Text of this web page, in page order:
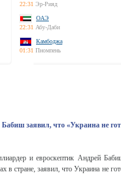
22:31 Эр-Рияд
ОАЭ
22:31 Абу-Даби
Камбоджа
01:31 Пномпень
заявил, что «Украина не
и евроскептик Андрей
в стране, заявил, что Украина не